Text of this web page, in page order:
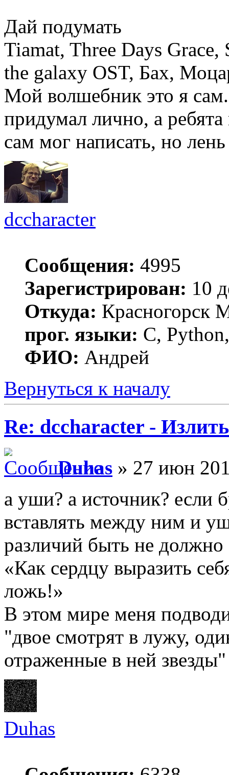
Дай подумать
Tiamat, Three Days
the galaxy OST, Бах,
Мой волшебник это я
придумал лично, а
сам мог написать, но
dccharacter
Сообщения: 4995
Зарегистрирован: 10
Откуда: Красногорск
прог. языки: C,
ФИО: Андрей
Вернуться к началу
Re: dccharacter -
Duhas » 27 июн
а уши? а источник? если
вставлять между ним и
различий быть не должно
«Как сердцу выразить
ложь!»
В этом мире меня
"двое смотрят в лужу,
отраженные в ней звезды"
Duhas